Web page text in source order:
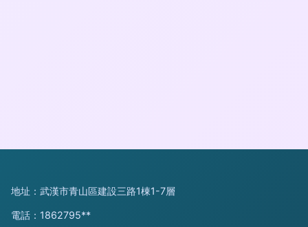
地址：武漢市青山區建設三路1棟1-7層
電話：1862795**